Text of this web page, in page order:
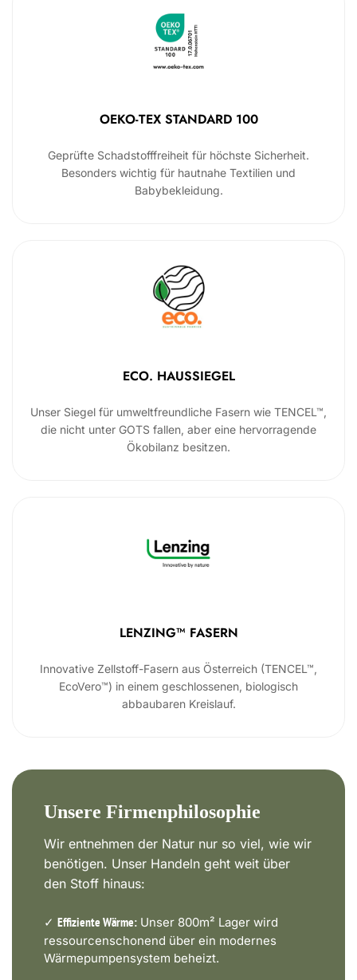
OEKO-TEX STANDARD 100
Geprüfte Schadstofffreiheit für höchste Sicherheit.
Besonders wichtig für hautnahe Textilien und
Babybekleidung.
ECO. HAUSSIEGEL
Unser Siegel für umweltfreundliche Fasern wie TENCEL™,
die nicht unter GOTS fallen, aber eine hervorragende
Ökobilanz besitzen.
LENZING™ FASERN
Innovative Zellstoff-Fasern aus Österreich (TENCEL™,
EcoVero™) in einem geschlossenen, biologisch
abbaubaren Kreislauf.
Unsere Firmenphilosophie
Wir entnehmen der Natur nur so viel, wie wir
benötigen. Unser Handeln geht weit über
den Stoff hinaus:
✓ Effiziente Wärme: Unser 800m² Lager wird
ressourcenschonend über ein modernes
Wärmepumpensystem beheizt.